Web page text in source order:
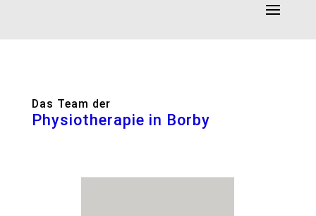
Das Team der
Physiotherapie in Borby